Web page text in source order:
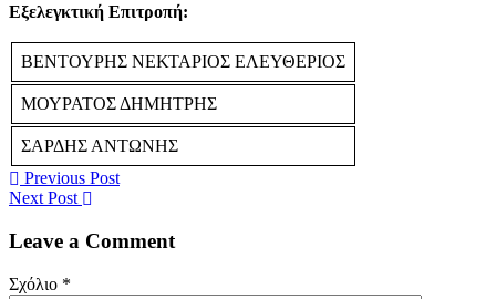
Εξελεγκτική Επιτροπή:
ΒΕΝΤΟΥΡΗΣ ΝΕΚΤΑΡΙΟΣ ΕΛΕΥΘΕΡΙΟΣ
ΜΟΥΡΑΤΟΣ ΔΗΜΗΤΡΗΣ
ΣΑΡΔΗΣ ΑΝΤΩΝΗΣ
Previous Post
Next Post
Leave a Comment
Σχόλιο *